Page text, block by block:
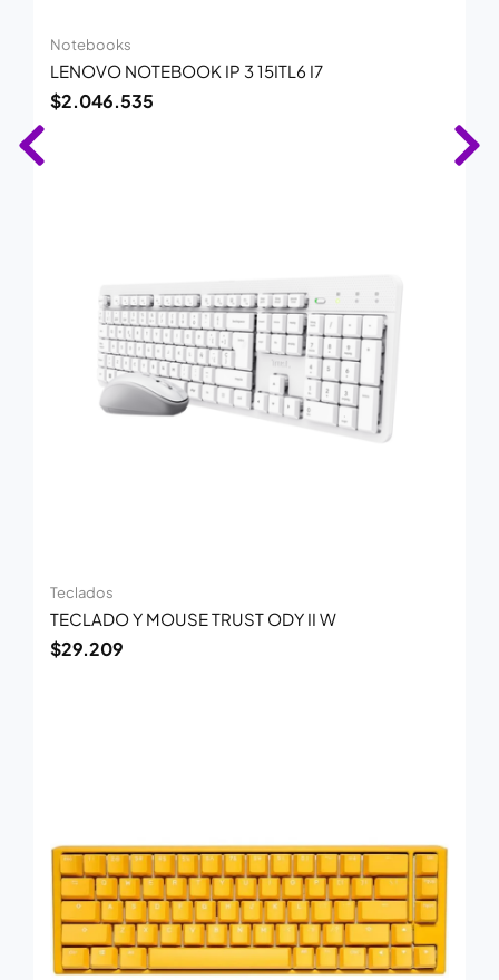
Notebooks
LENOVO NOTEBOOK IP 3 15ITL6 I7
$2.046.535
Teclados
TECLADO Y MOUSE TRUST ODY II W
$29.209